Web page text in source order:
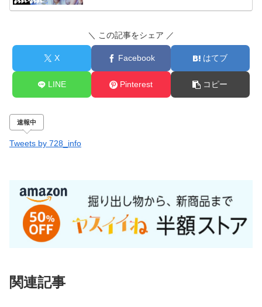
＼ この記事をシェア ／
X Facebook はてブ
LINE Pinterest コピー
速報中
Tweets by 728_info
関連記事